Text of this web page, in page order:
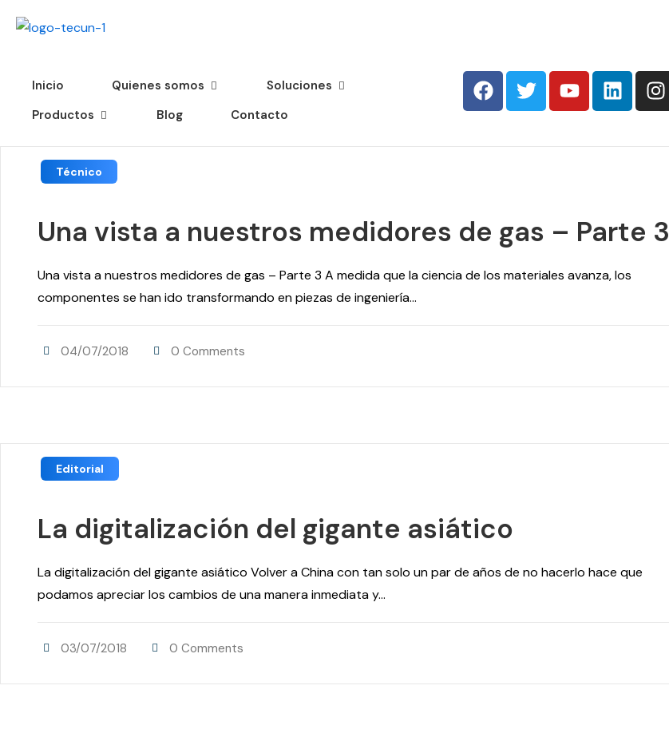
Inicio Quienes somos
Soluciones
Productos
Blog Contacto
Técnico
Una vista a nuestros medidores de gas – Parte 3
Una vista a nuestros medidores de gas – Parte 3 A medida que la ciencia de los materiales avanza, los
componentes se han ido transformando en piezas de ingeniería...
04/07/2018 0 Comments
Editorial
La digitalización del gigante asiático
La digitalización del gigante asiático Volver a China con tan solo un par de años de no hacerlo hace que
podamos apreciar los cambios de una manera inmediata y...
03/07/2018 0 Comments